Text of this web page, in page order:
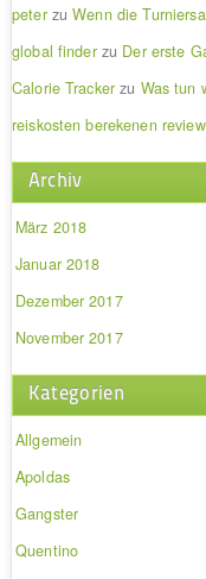
peterzuWenn die
global finderzu Der erste
Calorie Tracker zu Was tun
reiskosten berekenen review
Archiv
März 2018
Januar 2018
Dezember 2017
November 2017
Kategorien
Allgemein
Apoldas
Gangster
Quentino